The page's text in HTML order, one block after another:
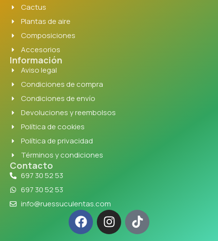
Cactus
Plantas de aire
Composiciones
Accesorios
Información
Aviso legal
Condiciones de compra
Condiciones de envío
Devoluciones y reembolsos
Política de cookies
Política de privacidad
Términos y condiciones
Contacto
697 30 52 53
697 30 52 53
info@ruessuculentas.com